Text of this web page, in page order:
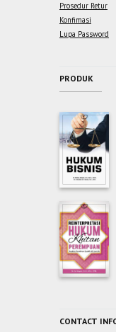
Prosedur Retur
Konfimasi
Lupa Password
PRODUK
CONTACT